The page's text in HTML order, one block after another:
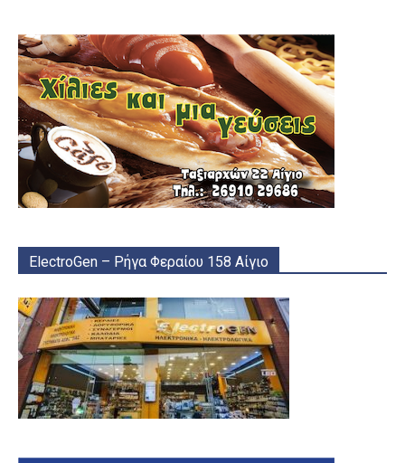
ElectroGen – Ρήγα Φεραίου 158 Αίγιο